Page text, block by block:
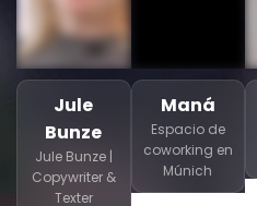
Jule
Bunze
Jule Bunze |
Copywriter &
Texter
Maná
Espacio de
coworking en
Múnich